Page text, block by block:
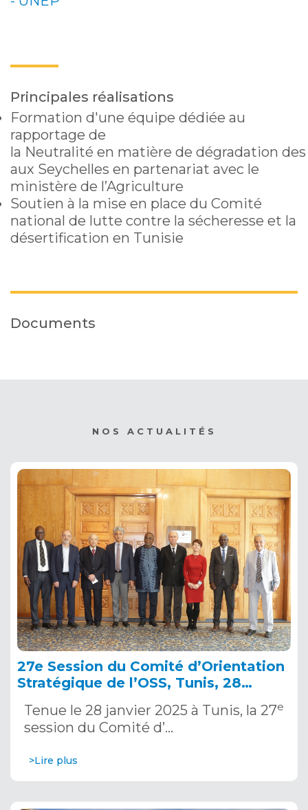
Principales réalisations
Formation d'une équipe dédiée au
rapportage de
la Neutralité en matière de dégradation
aux Seychelles en partenariat avec le
ministère de l’Agriculture
Soutien à la mise en place du Comité
national de lutte contre la sécheresse et la
désertification en Tunisie
Documents
NOS ACTUALITÉS
27e Session du Comité d’Orientation
Stratégique de l’OSS, Tunis, 28
Tenue le 28 janvier 2025 à Tunis, la 27e
session du Comité d’…
>Lire plus